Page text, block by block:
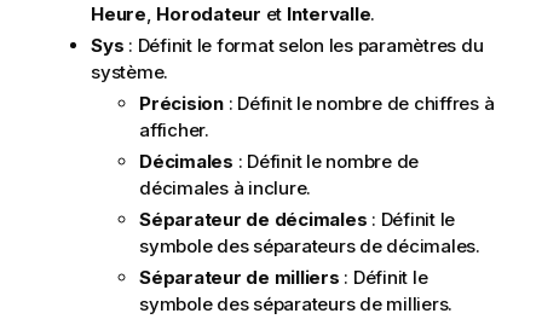
Heure, Horodateur et Intervalle.
Sys : Définit le format selon les paramètres du
système.
Précision: Définit le nombre de chiffres à
afficher.
Décimales : Définit le nombre de
décimales à inclure.
Séparateur de décimales : Définit le
symbole des séparateurs de décimales.
Séparateur de milliers : Définit le
symbole des séparateurs de milliers.